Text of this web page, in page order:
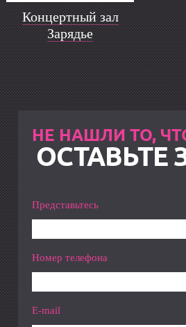
Концертный зал
Зарядье
НЕ НАШЛИ ТО,
ОСТАВЬТЕ
Представьтесь
Номер телефона
E-mail